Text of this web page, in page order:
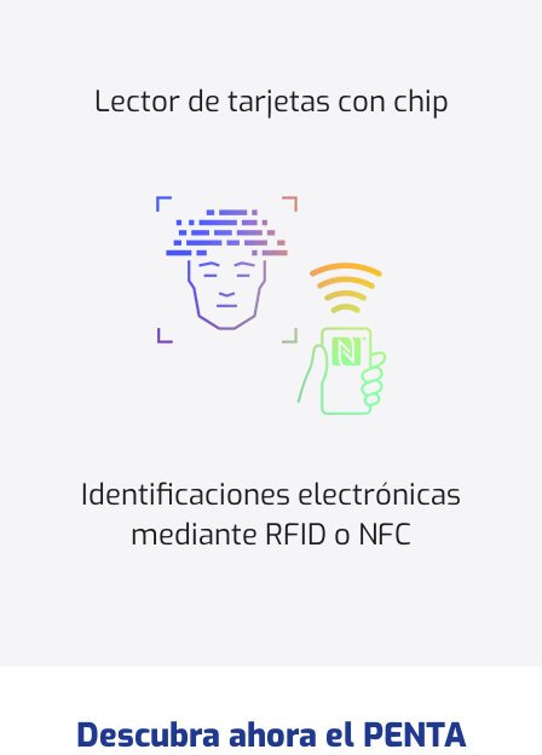
Lector de tarjetas con chip
Identificaciones electrónicas
mediante RFID o NFC
Descubra ahora el PENTA